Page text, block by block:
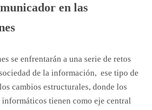
en las
se enfrentarán a una serie de retos
de la información, ese tipo de
cambios estructurales, donde los
informáticos tienen como eje central